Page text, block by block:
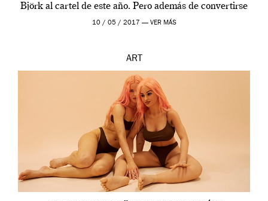
Björk al cartel de este año. Pero además de convertirse
en una de las actuaciones más relevantes […]
10 / 05 / 2017 — VER MÁS
ART